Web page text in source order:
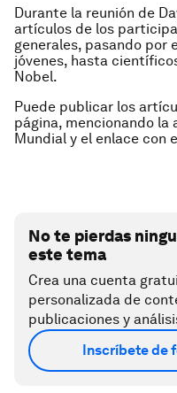
Durante la reunión de
artículos de los
generales, pasando por
jóvenes, hasta
Nobel.
Puede publicar los
página, mencionando la
Mundial y el enlace con
No te pierdas
este tema
Crea una cuenta
personalizada de
publicaciones y
Inscríbete de